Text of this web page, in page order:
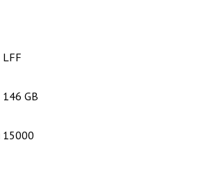
LFF
146 GB
15000